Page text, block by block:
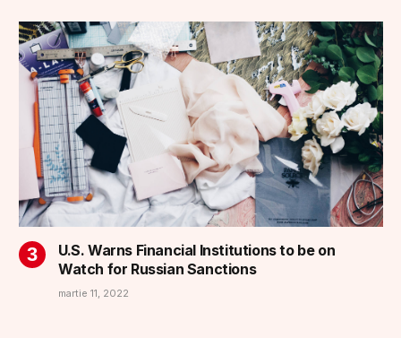
U.S. Warns Financial Institutions to be on
Watch for Russian Sanctions
martie 11, 2022